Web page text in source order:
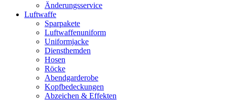
Änderungsservice
Luftwaffe
Sparpakete
Luftwaffenuniform
Uniformjacke
Diensthemden
Hosen
Röcke
Abendgarderobe
Kopfbedeckungen
Abzeichen & Effekten